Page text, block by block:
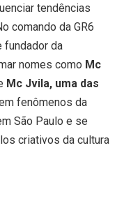
tendências
comando da GR6
fundador da
nomes como Mc
Mc Jvila, uma das
fenômenos da
São Paulo e se
criativos da cultura